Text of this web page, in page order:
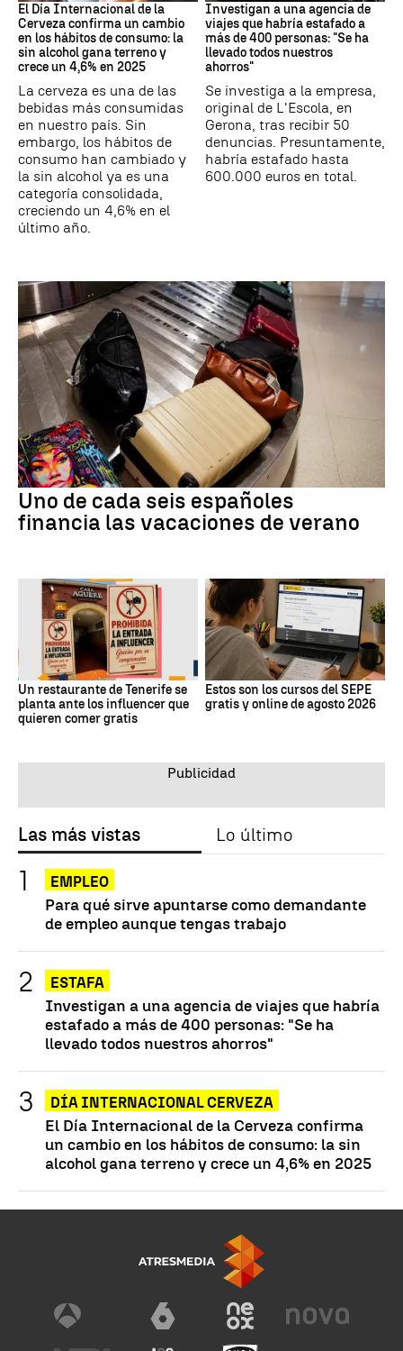
El Día Internacional de la
Cerveza confirma un cambio
en los hábitos de consumo: la
sin alcohol gana terreno y
crece un 4,6% en 2025
La cerveza es una de las
bebidas más consumidas
en nuestro país. Sin
embargo, los hábitos de
consumo han cambiado y
la sin alcohol ya es una
categoría consolidada,
creciendo un 4,6% en el
último año.
Investigan a una agencia de
viajes que habría estafado a
más de 400 personas: "Se ha
llevado todos nuestros
ahorros"
Se investiga a la empresa,
original de L'Escola, en
Gerona, tras recibir 50
denuncias. Presuntamente,
habría estafado hasta
600.000 euros en total.
Uno de cada seis españoles
financia las vacaciones de verano
Un restaurante de Tenerife se
planta ante los influencer que
quieren comer gratis
Estos son los cursos del SEPE
gratis y online de agosto 2026
Las más vistas Lo último
EMPLEO
Para qué sirve apuntarse como demandante
de empleo aunque tengas trabajo
ESTAFA
Investigan a una agencia de viajes que habría
estafado a más de 400 personas: "Se ha
llevado todos nuestros ahorros"
DÍA INTERNACIONAL CERVEZA
El Día Internacional de la Cerveza confirma
un cambio en los hábitos de consumo: la sin
alcohol gana terreno y crece un 4,6% en 2025